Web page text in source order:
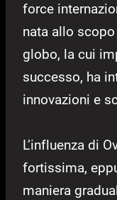
force
nata allo
globo, la cui
successo, ha
innovazioni e
L’influenza di
fortissima,
maniera